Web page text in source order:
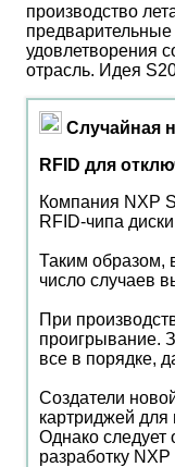
производство
удовлетворения
отрасль. Идея
Случайная
RFID для
Компания NXP
RFID-чипа
Таким образом,
число случаев
При
проигрывание.
все в порядке,
Создатели
картриджей для
Однако следует
разработку